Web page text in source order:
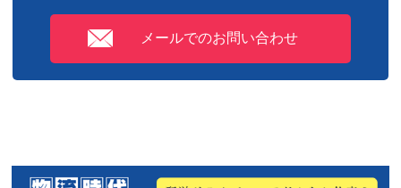
メールでのお問い合わせ